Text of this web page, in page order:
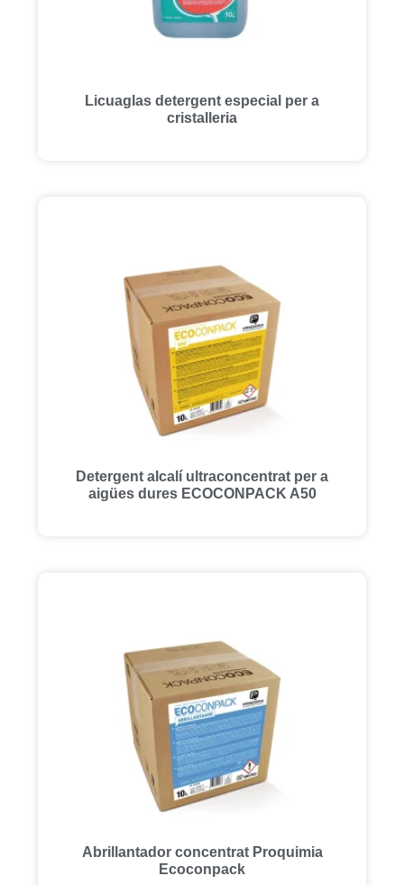
Licuaglas detergent especial per a
cristalleria
Detergent alcalí ultraconcentrat per a
aigües dures ECOCONPACK A50
Abrillantador concentrat Proquimia
Ecoconpack